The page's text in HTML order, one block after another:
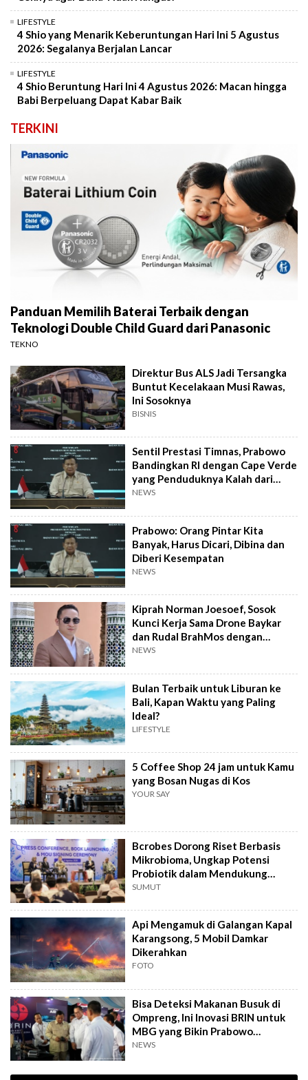
LIFESTYLE
4 Shio yang Menarik Keberuntungan Hari Ini 5 Agustus
2026: Segalanya Berjalan Lancar
LIFESTYLE
4 Shio Beruntung Hari Ini 4 Agustus 2026: Macan hingga
Babi Berpeluang Dapat Kabar Baik
TERKINI
Panduan Memilih Baterai Terbaik dengan
Teknologi Double Child Guard dari Panasonic
TEKNO
Direktur Bus ALS Jadi Tersangka
Buntut Kecelakaan Musi Rawas,
Ini Sosoknya
BISNIS
Sentil Prestasi Timnas, Prabowo
Bandingkan RI dengan Cape Verde
yang Penduduknya Kalah dari
Sumedang
NEWS
Prabowo: Orang Pintar Kita
Banyak, Harus Dicari, Dibina dan
Diberi Kesempatan
NEWS
Kiprah Norman Joesoef, Sosok
Kunci Kerja Sama Drone Baykar
dan Rudal BrahMos dengan
Indonesia
NEWS
Bulan Terbaik untuk Liburan ke
Bali, Kapan Waktu yang Paling
Ideal?
LIFESTYLE
5 Coffee Shop 24 jam untuk Kamu
yang Bosan Nugas di Kos
YOUR SAY
Bcrobes Dorong Riset Berbasis
Mikrobioma, Ungkap Potensi
Probiotik dalam Mendukung
Terapi Jerawat
SUMUT
Api Mengamuk di Galangan Kapal
Karangsong, 5 Mobil Damkar
Dikerahkan
FOTO
Bisa Deteksi Makanan Busuk di
Ompreng, Ini Inovasi BRIN untuk
MBG yang Bikin Prabowo
Kepincut
NEWS